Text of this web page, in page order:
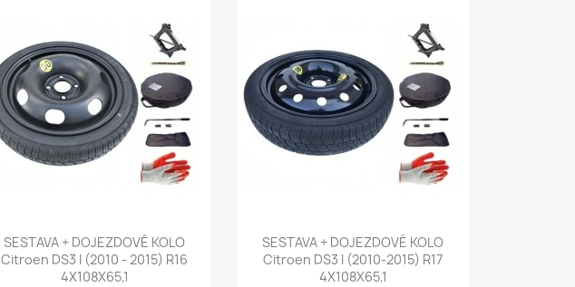
Rychlý náhled
SESTAVA + DOJEZDOVÉ KOLO
Citroen DS3 I (2010 - 2015) R16
4X108X65,1
Rychlý náhled
SESTAVA + DOJEZDOVÉ KOLO
Citroen DS3 I (2010-2015) R17
4X108X65,1